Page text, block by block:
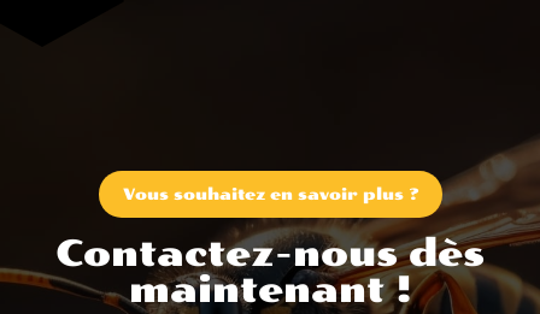
Vous souhaitez en savoir plus ?
Contactez-nous dès
maintenant !